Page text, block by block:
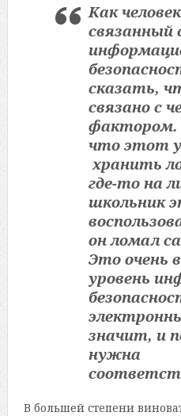
Как
связанный
сказать,
связано с
фактором.
что этот
хранить
где-то на
школьник
он ломал
Это очень
уровень
значит, и
нужна
В большей степени